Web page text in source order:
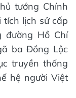
tướng Chính
lịch sử cấp
đường Hồ Chí
ba Đồng Lộc
truyền thống
hệ người Việt